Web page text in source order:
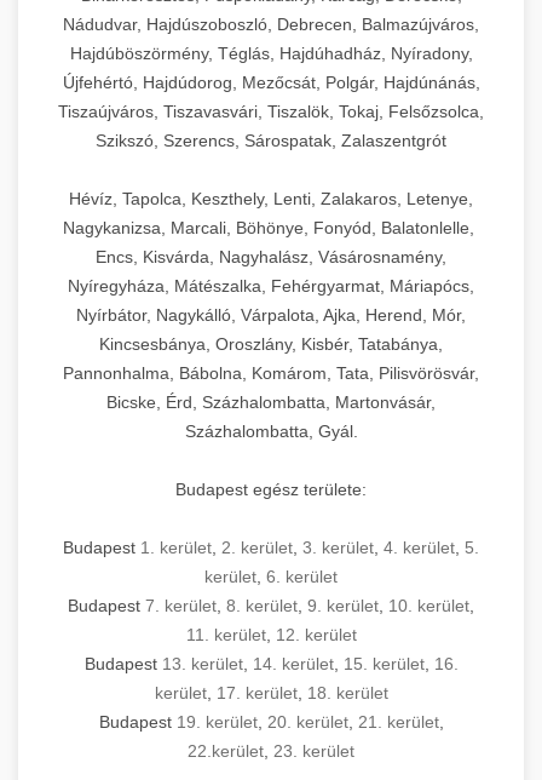
Nádudvar, Hajdúszoboszló, Debrecen, Balmazújváros,
Hajdúböszörmény, Téglás, Hajdúhadház, Nyíradony,
Újfehértó, Hajdúdorog, Mezőcsát, Polgár, Hajdúnánás,
Tiszaújváros, Tiszavasvári, Tiszalök, Tokaj, Felsőzsolca,
Szikszó, Szerencs, Sárospatak, Zalaszentgrót
Hévíz, Tapolca, Keszthely, Lenti, Zalakaros, Letenye,
Nagykanizsa, Marcali, Böhönye, Fonyód, Balatonlelle,
Encs, Kisvárda, Nagyhalász, Vásárosnamény,
Nyíregyháza, Mátészalka, Fehérgyarmat, Máriapócs,
Nyírbátor, Nagykálló, Várpalota, Ajka, Herend, Mór,
Kincsesbánya, Oroszlány, Kisbér, Tatabánya,
Pannonhalma, Bábolna, Komárom, Tata, Pilisvörösvár,
Bicske, Érd, Százhalombatta, Martonvásár,
Százhalombatta, Gyál.
Budapest egész területe:
Budapest 1. kerület, 2. kerület, 3. kerület, 4. kerület, 5.
kerület, 6. kerület
Budapest 7. kerület, 8. kerület, 9. kerület, 10. kerület,
11. kerület, 12. kerület
Budapest 13. kerület, 14. kerület, 15. kerület, 16.
kerület, 17. kerület, 18. kerület
Budapest 19. kerület, 20. kerület, 21. kerület,
22.kerület, 23. kerület